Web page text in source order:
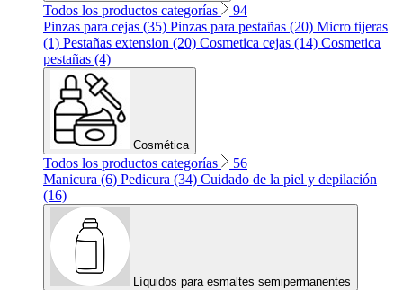
Todos los productos categorías
94
Pinzas para cejas (35) Pinzas para pestañas (20) Micro tijeras
(1) Pestañas extension (20) Cosmetica cejas (14) Cosmetica
pestañas (4)
Cosmética
Todos los productos categorías
56
Manicura (6) Pedicura (34) Cuidado de la piel y depilación
(16)
Líquidos para esmaltes semipermanentes